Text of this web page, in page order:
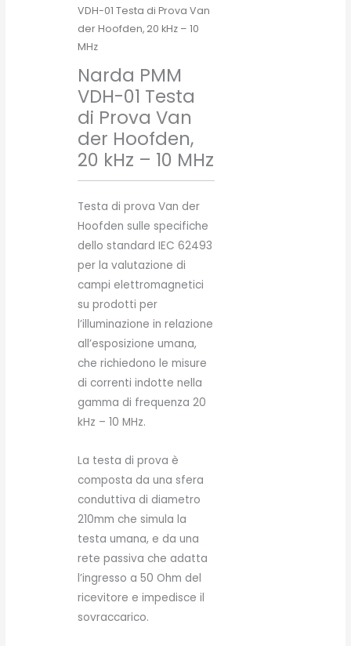
VDH-01 Testa di Prova Van
der Hoofden, 20 kHz – 10
MHz
Narda PMM
VDH-01 Testa
di Prova Van
der Hoofden,
20 kHz – 10 MHz
Testa di prova Van der
Hoofden sulle specifiche
dello standard IEC 62493
per la valutazione di
campi elettromagnetici
su prodotti per
l’illuminazione in relazione
all’esposizione umana,
che richiedono le misure
di correnti indotte nella
gamma di frequenza 20
kHz – 10 MHz.
La testa di prova è
composta da una sfera
conduttiva di diametro
210mm che simula la
testa umana, e da una
rete passiva che adatta
l’ingresso a 50 Ohm del
ricevitore e impedisce il
sovraccarico.